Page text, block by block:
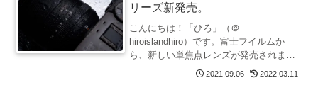
リーズ新発売。
こんにちは！「ひろ」（＠
hiroislandhiro）です。富士フイルムか
ら、新しい単焦点レンズが発売されまし
た。そのレンズは、XF33mmF1.4 R LM
2021.09.06 2022.03.11